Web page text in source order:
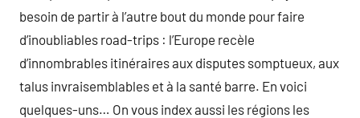
besoin de partir à l’autre bout du monde pour faire
d’inoubliables road-trips : l’Europe recèle
d’innombrables itinéraires aux disputes somptueux, aux
talus invraisemblables et à la santé barre. En voici
quelques-uns… On vous index aussi les régions les